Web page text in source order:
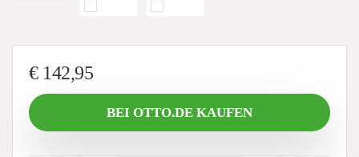
€142,95
BEI OTTO.DE KAUFEN